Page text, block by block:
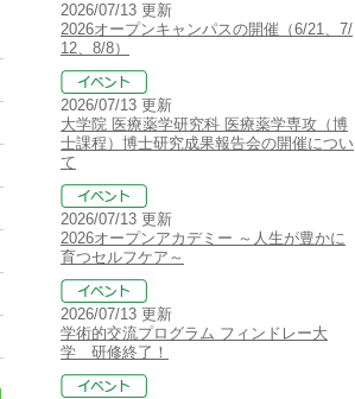
2026/07/13 更新
2026オープンキャンパスの開催（6/21、7/
12、8/8）
2026/07/13 更新
大学院 医療薬学研究科 医療薬学専攻（博
士課程）博士研究成果報告会の開催につい
て
2026/07/13 更新
2026オープンアカデミー ～人生が豊かに
育つセルフケア～
2026/07/13 更新
学術的交流プログラム フィンドレー大
学 研修終了！